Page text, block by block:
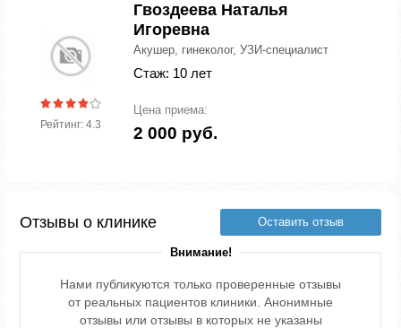
Рейтинг: 4.3
Гвоздеева Наталья
Игоревна
Акушер, гинеколог, УЗИ-специалист
Стаж: 10 лет
Цена приема:
2 000 руб.
Отзывы о клинике Оставить отзыв
Внимание!
Нами публикуются только проверенные отзывы
от реальных пациентов клиники. Анонимные
отзывы или отзывы в которых не указаны